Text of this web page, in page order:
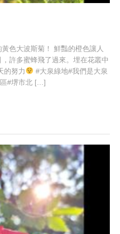
色大波斯菊！ 鮮豔的橙色讓人
許多蜜蜂飛了過來。埋在花叢中
的努力
#大泉綠地#我們是大泉
區#堺市北 […]